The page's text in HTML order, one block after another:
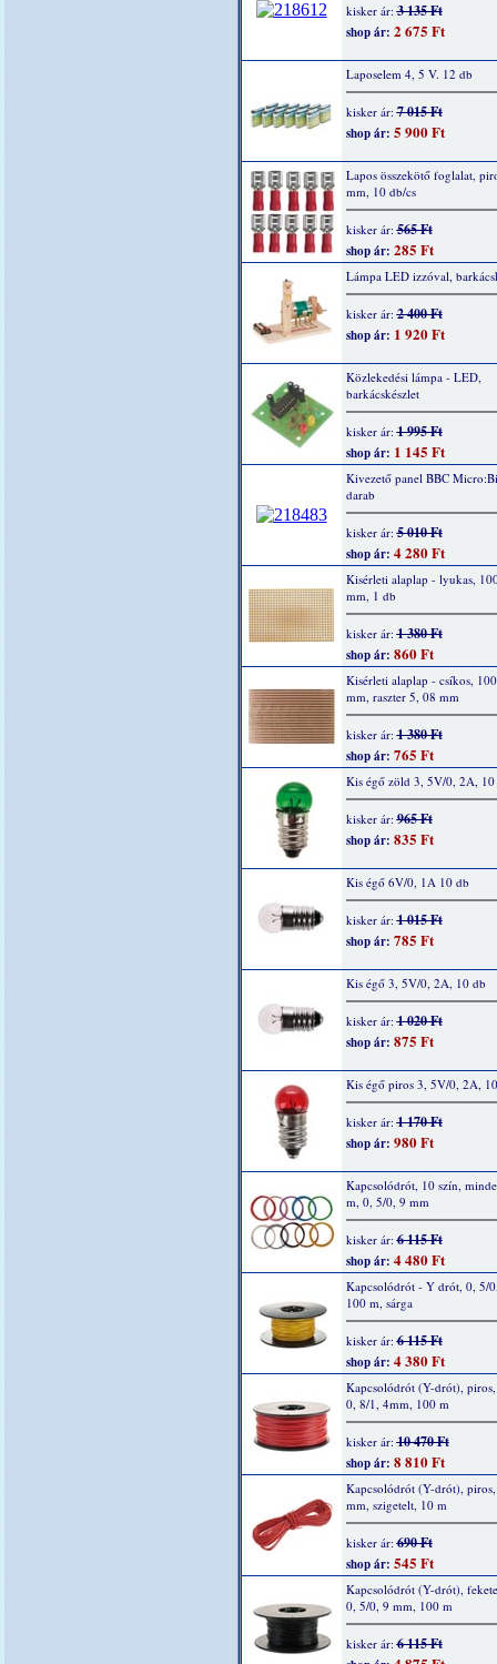
kisker ár:3 135 Ft
shop ár: 2 675 Ft
Laposelem 4, 5 V. 12 db
kisker ár:7 015 Ft
shop ár: 5 900 Ft
Lapos összekötő foglalat,
mm, 10 db/cs
kisker ár:565 Ft
shop ár: 285 Ft
Lámpa LED izzóval,
kisker ár:2 400 Ft
shop ár: 1 920 Ft
Közlekedési lámpa - LED,
barkácskészlet
kisker ár:1 995 Ft
shop ár: 1 145 Ft
Kivezető panel BBC
darab
kisker ár:5 010 Ft
shop ár: 4 280 Ft
Kisérleti alaplap - lyukas,
mm, 1 db
kisker ár:1 380 Ft
shop ár: 860 Ft
Kisérleti alaplap - csíkos,
mm, raszter 5, 08 mm
kisker ár:1 380 Ft
shop ár: 765 Ft
Kis égő zöld 3, 5V/0, 2A, 10
kisker ár:965 Ft
shop ár: 835 Ft
Kis égő 6V/0, 1A 10 db
kisker ár:1 015 Ft
shop ár: 785 Ft
Kis égő 3, 5V/0, 2A, 10 db
kisker ár:1 020 Ft
shop ár: 875 Ft
Kis égő piros 3, 5V/0, 2A,
kisker ár:1 170 Ft
shop ár: 980 Ft
Kapcsolódrót, 10 szín,
m, 0, 5/0, 9 mm
kisker ár:6 115 Ft
shop ár: 4 480 Ft
Kapcsolódrót - Y drót, 0, 5/
100 m, sárga
kisker ár:6 115 Ft
shop ár: 4 380 Ft
Kapcsolódrót (Y-drót), piros,
0, 8/1, 4mm, 100 m
kisker ár:10 470 Ft
shop ár: 8 810 Ft
Kapcsolódrót (Y-drót),
mm, szigetelt, 10 m
kisker ár:690 Ft
shop ár: 545 Ft
Kapcsolódrót (Y-drót),
0, 5/0, 9 mm, 100 m
kisker ár:6 115 Ft